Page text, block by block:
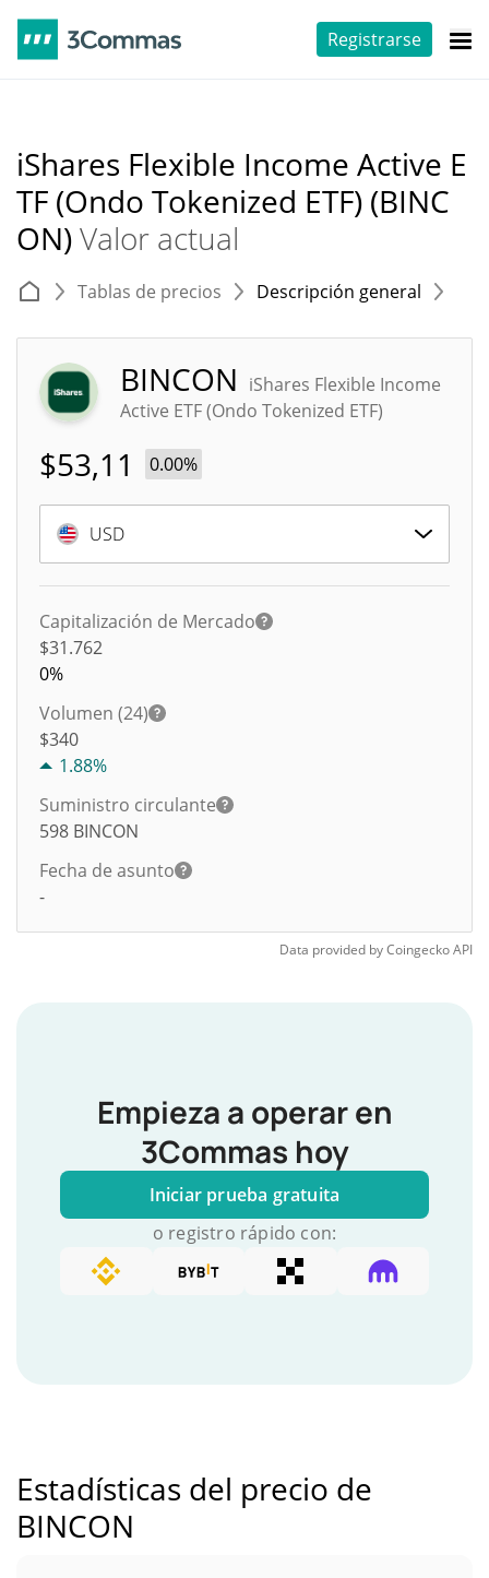
Registrarse
iShares Flexible Income Active E
TF (Ondo Tokenized ETF) (BINC
ON)Valor actual
Tablas de precios Descripción general
BINCON iShares Flexible Income
Active ETF (Ondo Tokenized ETF)
$53,11 0.00%
USD
Capitalización de Mercado
$31.762
0%
Volumen (24)
$340
1.88%
Suministro circulante
598 BINCON
Fecha de asunto
-
Data provided byCoingeckoAPI
Empieza a operar en
3Commas hoy
Iniciar prueba gratuita
o registro rápido con:
Estadísticas del precio de
BINCON